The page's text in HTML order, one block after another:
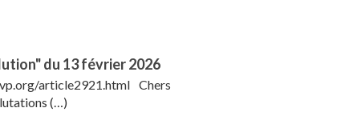
du 13 février 2026
article2921.html Chers
(…)